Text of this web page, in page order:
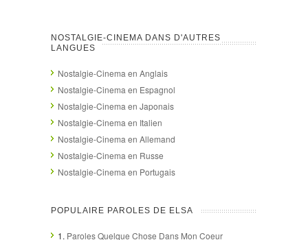
NOSTALGIE-CINEMA DANS D'AUTRES
LANGUES
Nostalgie-Cinema en Anglais
Nostalgie-Cinema en Espagnol
Nostalgie-Cinema en Japonais
Nostalgie-Cinema en Italien
Nostalgie-Cinema en Allemand
Nostalgie-Cinema en Russe
Nostalgie-Cinema en Portugais
POPULAIRE PAROLES DE ELSA
1. Paroles Quelque Chose Dans Mon Coeur